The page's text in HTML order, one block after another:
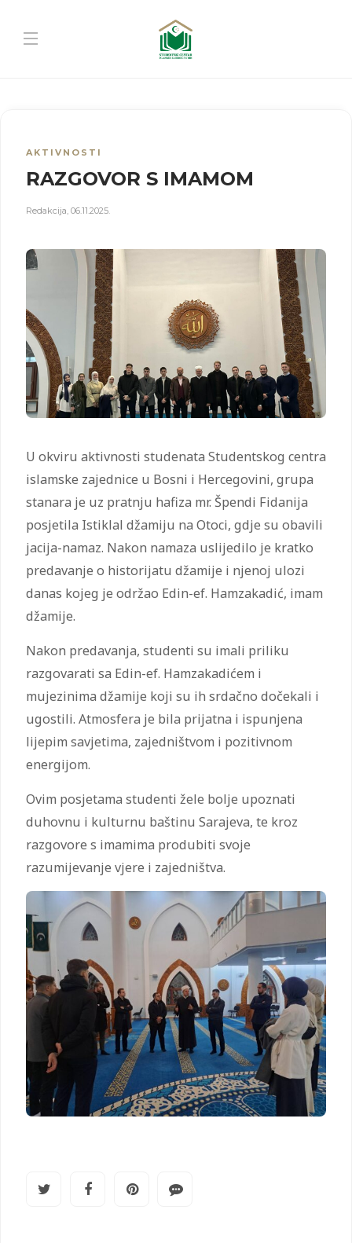
AKTIVNOSTI
RAZGOVOR S IMAMOM
Redakcija, 06.11.2025.
U okviru aktivnosti studenata Studentskog centra
islamske zajednice u Bosni i Hercegovini, grupa
stanara je uz pratnju hafiza mr. Špendi Fidanija
posjetila Istiklal džamiju na Otoci, gdje su obavili
jacija-namaz. Nakon namaza uslijedilo je kratko
predavanje o historijatu džamije i njenoj ulozi
danas kojeg je održao Edin-ef. Hamzakadić, imam
džamije.
Nakon predavanja, studenti su imali priliku
razgovarati sa Edin-ef. Hamzakadićem i
mujezinima džamije koji su ih srdačno dočekali i
ugostili. Atmosfera je bila prijatna i ispunjena
lijepim savjetima, zajedništvom i pozitivnom
energijom.
Ovim posjetama studenti žele bolje upoznati
duhovnu i kulturnu baštinu Sarajeva, te kroz
razgovore s imamima produbiti svoje
razumijevanje vjere i zajedništva.